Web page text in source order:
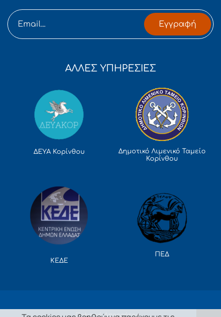
Εγγραφή
ΑΛΛΕΣ ΥΠΗΡΕΣΙΕΣ
ΔΕΥΑ Κορίνθου
Δημοτικό Λιμενικό Ταμείο
Κορίνθου
ΚΕΔΕ
ΠΕΔ
Πολιτική Απορρήτου